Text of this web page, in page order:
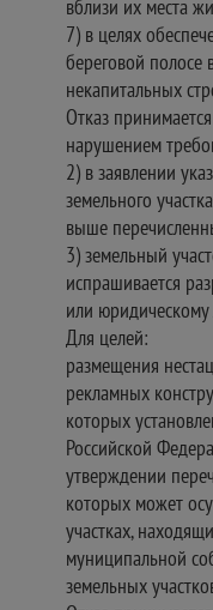
вблизи их места
7) в целях
береговой полосе
некапитальных
Отказ
нарушением
2) в заявлении
земельного
выше
3) земельный
испрашивается
или юридическому
Для целей:
размещения
рекламных
которых
Российской
утверждении
которых может
участках,
муниципальной
земельных